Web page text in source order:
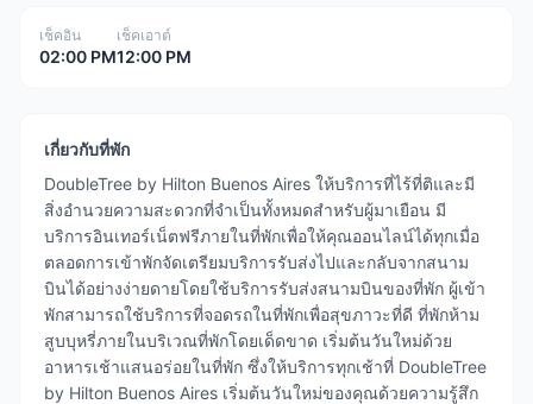
เช็คอิน
02:00 PM
เช็คเอาต์
12:00 PM
เกี่ยวกับที่พัก
DoubleTree by Hilton Buenos Aires ให้บริการที่ไร้ที่ติและมี
สิ่งอำนวยความสะดวกที่จำเป็นทั้งหมดสำหรับผู้มาเยือน มี
บริการอินเทอร์เน็ตฟรีภายในที่พักเพื่อให้คุณออนไลน์ได้ทุกเมื่อ
ตลอดการเข้าพักจัดเตรียมบริการรับส่งไปและกลับจากสนาม
บินได้อย่างง่ายดายโดยใช้บริการรับส่งสนามบินของที่พัก ผู้เข้า
พักสามารถใช้บริการที่จอดรถในที่พักเพื่อสุขภาวะที่ดี ที่พักห้าม
สูบบุหรี่ภายในบริเวณที่พักโดยเด็ดขาด เริ่มต้นวันใหม่ด้วย
อาหารเช้าแสนอร่อยในที่พัก ซึ่งให้บริการทุกเช้าที่ DoubleTree
by Hilton Buenos Aires เริ่มต้นวันใหม่ของคุณด้วยความรู้สึก